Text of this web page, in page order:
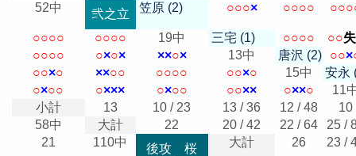
52中
弐之立 笠原 (2) ○○○× ○○○○ ○○○
○○○○ ○○○○ 19中 三宅 (1) ○○○○ ○○失
○○○○ ○×○× ××○× 13中 唐沢 (2) ○○×
○○×○ ××○○ ○○○○ ○○×○ 15中
安永
○×○○ ○××× ○×○○ ○○×× ○××○
11
小計
13 10 / 23 13 / 36 12 / 48
10
58中
大計 22 20 / 42 22 / 64
25 /
21
110中
後攻 桜
大計 26 23 /